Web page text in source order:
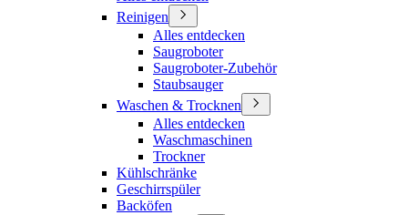
Reinigen
Alles entdecken
Saugroboter
Saugroboter-Zubehör
Staubsauger
Waschen & Trocknen
Alles entdecken
Waschmaschinen
Trockner
Kühlschränke
Geschirrspüler
Backöfen